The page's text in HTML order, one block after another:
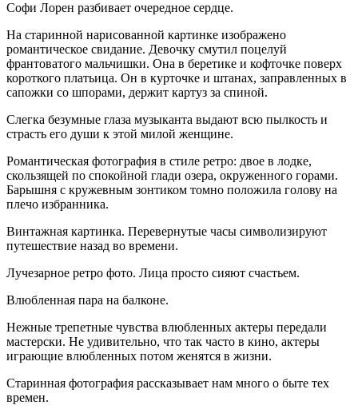
Софи Лорен разбивает очередное сердце.
На старинной нарисованной картинке изображено
романтическое свидание. Девочку смутил поцелуй
франтоватого мальчишки. Она в беретике и кофточке поверх
короткого платьица. Он в курточке и штанах, заправленных в
сапожки со шпорами, держит картуз за спиной.
Слегка безумные глаза музыканта выдают всю пылкость и
страсть его души к этой милой женщине.
Романтическая фотография в стиле ретро: двое в лодке,
скользящей по спокойной глади озера, окруженного горами.
Барышня с кружевным зонтиком томно положила голову на
плечо избранника.
Винтажная картинка. Перевернутые часы символизируют
путешествие назад во времени.
Лучезарное ретро фото. Лица просто сияют счастьем.
Влюбленная пара на балконе.
Нежные трепетные чувства влюбленных актеры передали
мастерски. Не удивительно, что так часто в кино, актеры
играющие влюбленных потом женятся в жизни.
Старинная фотография рассказывает нам много о быте тех
времен.